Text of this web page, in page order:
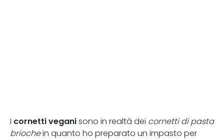
I cornetti vegani sono in realtà dei cornetti di pasta
briochein quanto ho preparato un impasto per